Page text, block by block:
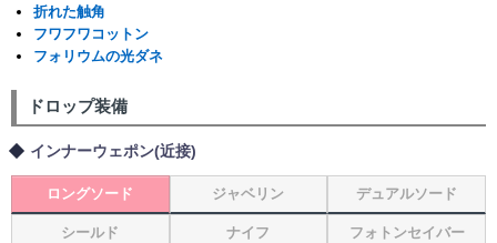
折れた触角
フワフワコットン
フォリウムの光ダネ
ドロップ装備
インナーウェポン(近接)
ロングソード ジャベリン デュアルソード
シールド ナイフ フォトンセイバー